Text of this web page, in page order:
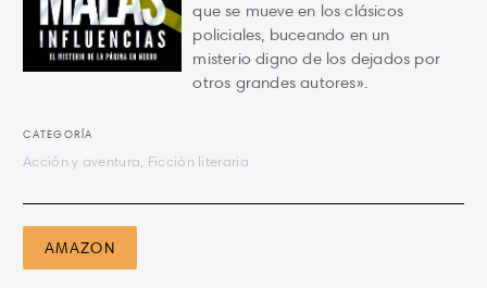
que se mueve en los clásicos
policiales, buceando en un
misterio digno de los dejados por
otros grandes autores».
CATEGORÍA
Acción y aventura, Ficción literaria
AMAZON